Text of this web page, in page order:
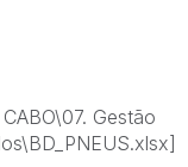
Gestão